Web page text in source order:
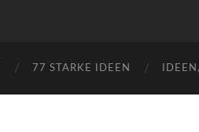
77 STARKE IDEEN